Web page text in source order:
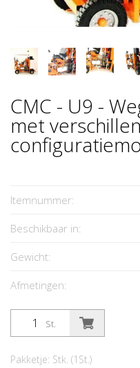
CMC - U9 -
met
Itemnummer:
Beschikbaar in:
Gewicht:
Afmetingen:
St.
Pakketje: Stk. (1St.)